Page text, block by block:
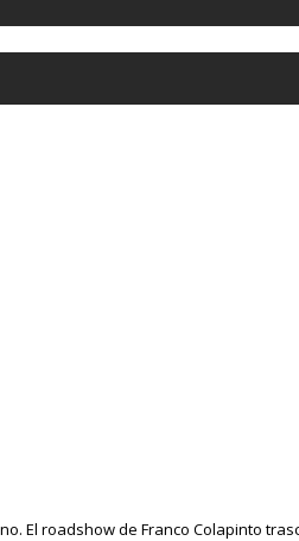
El roadshow de Franco Colapinto